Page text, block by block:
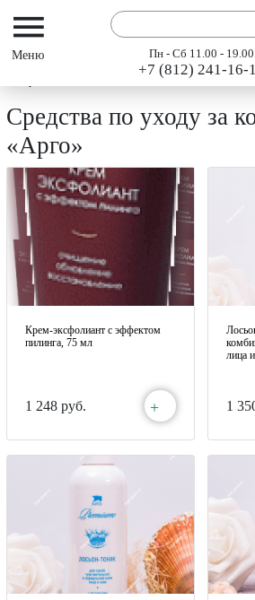
Пн - Сб 11.00 - 19.00
+7 (812) 241-16-
Каталог
Средства по уходу за
«Арго»
Крем-эксфолиант с эффектом
пилинга, 75 мл
1 248 руб. +
лица
1